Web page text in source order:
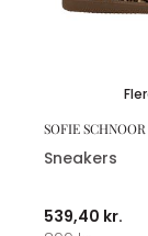
SOFIE SCHNOOR
Sneakers
539,40 kr.